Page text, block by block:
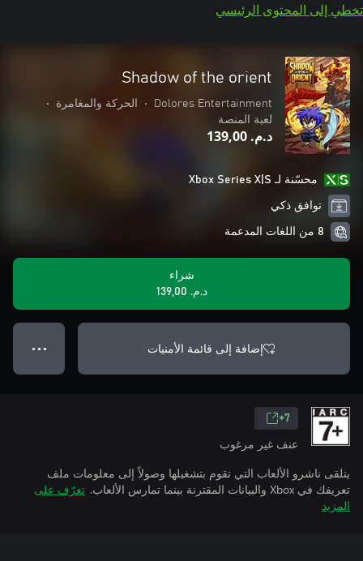
تخطي إلى المحتوى الرئيسي
Shadow of the orient
Dolores Entertainment
• الحركة والمغامرة
•
لعبة المنصة
د.م.‏ 139,00
محسّنة لـ Xbox Series X|S
توافق ذكي
8 من اللغات المدعمة
شراء
د.م.‏ 139,00
إضافة إلى قائمة الأمنيات ● ● ●
7+
عنف غير مرغوب
يتلقى ناشرو الألعاب التي تقوم بتشغيلها وصولاً إلى معلومات ملف
تعريفك في Xbox والبيانات المقترنة بينما تمارس الألعاب.
تعرّف على
المزيد